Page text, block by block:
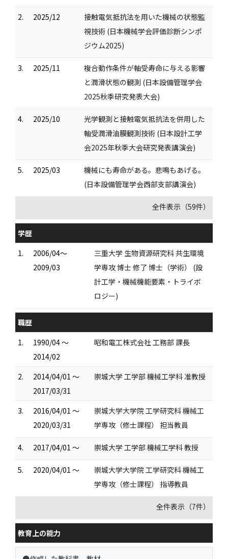
2. 2025/12
接触電気抵抗法を用いた機械の状態監
視技術 (日本機械学会評価診断シンポ
ジウム2025)
3. 2025/11
複合動作条件が軸受寿命に与える影響
と潤滑状態の観測 (日本設備管理学会
2025秋季研究発表大会)
4. 2025/10
光学観測と接触電気抵抗法を併用した
軸受潤滑油膜観測技術 (日本設計工学
会2025年秋季大会研究発表講演会)
5. 2025/03
機械にも寿命がある。悲鳴もあげる。
(日本設備管理学会西部支部講演会)
全件表示（59件）
学歴
1.
2006/04～
2009/03
三重大学 生物資源研究科 共生環境
学専攻 博士 修了 博士（学術） (設
計工学・機械機能要素・トライボ
ロジー)
職歴
1.
1990/04 ～
2014/02
昭和電工株式会社 工務部 課長
2.
2014/04/01 ～
2017/03/31
崇城大学 工学部 機械工学科 准教授
3.
2016/04/01 ～
2020/03/31
崇城大学大学院 工学研究科 機械工
学専攻（修士課程） 担当教員
4. 2017/04/01 ～ 崇城大学 工学部 機械工学科 教授
5. 2020/04/01 ～
崇城大学大学院 工学研究科 機械工
学専攻（修士課程） 指導教員
全件表示（7件）
教育上の能力